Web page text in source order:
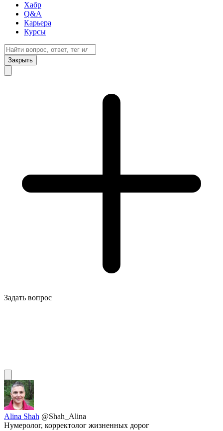
Хабр
Q&A
Карьера
Курсы
Закрыть
Задать вопрос
Alina Shah @Shah_Alina
Нумеролог, корректолог жизненных дорог